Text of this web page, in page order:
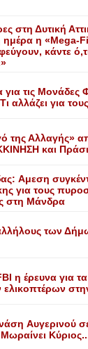
στη Δυτική
ημέρα η «Mega-
κάντε
για τις Mονάδες
αλλάζει για
της Αλλαγής»
και
Aμεση
για τους
στη Mάνδρα
των
η έρευνα για τα
ελικοπτέρων
Aυγερινού